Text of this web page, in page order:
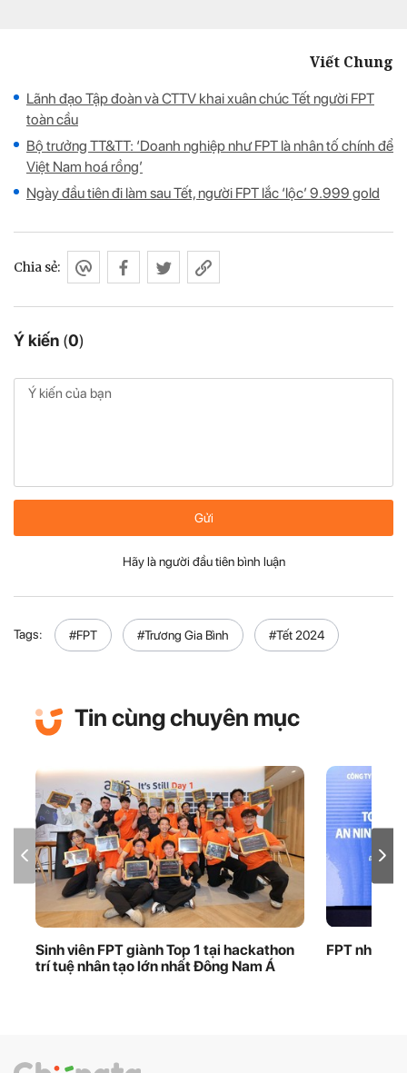
Viết Chung
Lãnh đạo Tập đoàn và CTTV khai xuân chúc Tết người FPT
toàn cầu
Bộ trưởng TT&TT: ‘Doanh nghiệp như FPT là nhân tố chính để
Việt Nam hoá rồng’
Ngày đầu tiên đi làm sau Tết, người FPT lắc ‘lộc’ 9.999 gold
Ý kiến (0)
Chia sẻ:
Gửi
Hãy là người đầu tiên bình luận
Tags: #FPT #Trương Gia Bình #Tết 2024
Tin cùng chuyên mục
Sinh viên FPT giành Top 1 tại hackathon
trí tuệ nhân tạo lớn nhất Đông Nam Á
FPT nhận